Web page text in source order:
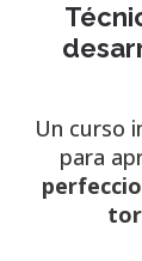
Un curso
para